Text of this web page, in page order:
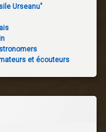
Urseanu"
et écouteurs